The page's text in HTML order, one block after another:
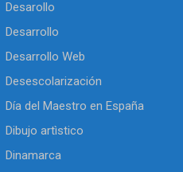
Desarollo
Desarrollo
Desarrollo Web
Desescolarización
Día del Maestro en España
Dibujo artìstico
Dinamarca